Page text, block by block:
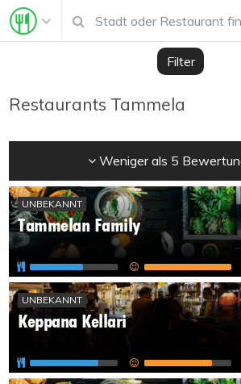
Filter
Restaurants Tammela
Weniger als 5
UNBEKANNT
Tammelan Family
UNBEKANNT
Keppana Kellari